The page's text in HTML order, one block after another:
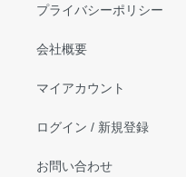
プライバシーポリシー
会社概要
マイアカウント
ログイン / 新規登録
お問い合わせ